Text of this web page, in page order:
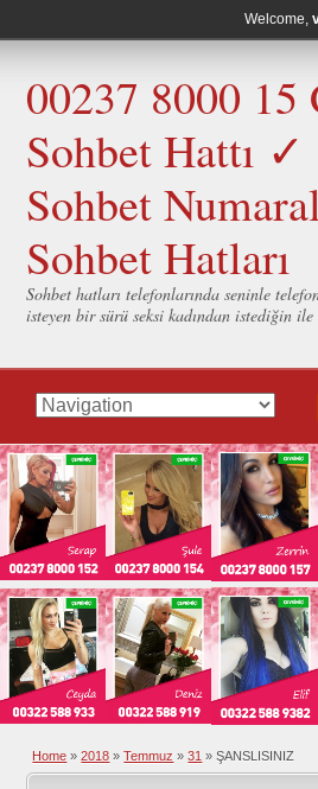
Welcome,
00237 8000 15
Sohbet Hattı ✓
Sohbet
Sohbet Hatları
Sohbet hatları telefonlarında seninle
isteyen bir sürü seksi kadından istediğin ile
Home » 2018 » Temmuz » 31 » ŞANSLISINIZ